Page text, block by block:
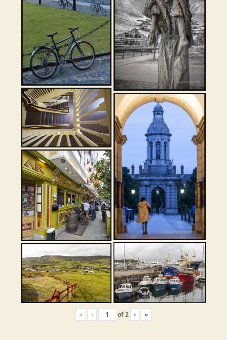
« ‹ of2 › »